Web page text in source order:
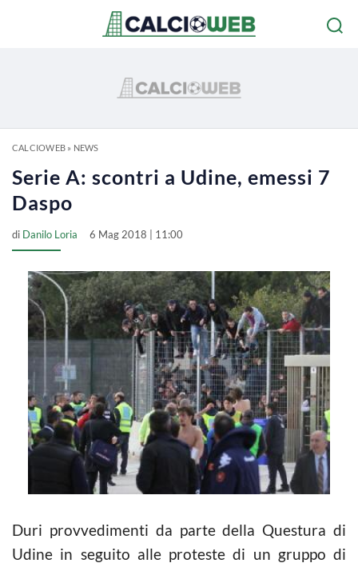
CALCIOWEB» NEWS
Serie A: scontri a Udine, emessi 7
Daspo
di Danilo Loria 6 Mag 2018 | 11:00
Duri provvedimenti da parte della Questura di
Udine in seguito alle proteste di un gruppo di